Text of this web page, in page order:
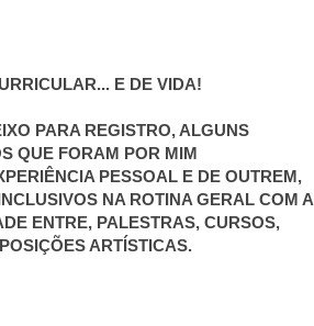
E DE VIDA!
PARA REGISTRO, ALGUNS
QUE FORAM POR MIM
PESSOAL E DE OUTREM,
NA ROTINA GERAL COM A
ENTRE, PALESTRAS, CURSOS,
ARTÍSTICAS.